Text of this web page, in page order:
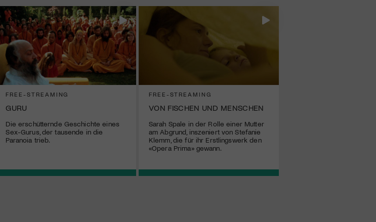
FREE-STREAMING
GURU
Die erschütternde Geschichte eines
Sex-Gurus, der tausende in die
Paranoia trieb.
FREE-STREAMING
VON FISCHEN UND MENSCHEN
Sarah Spale in der Rolle einer Mutter
am Abgrund, inszeniert von Stefanie
Klemm, die für ihr Erstlingswerk den
«Opera Prima» gewann.